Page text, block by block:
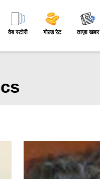
वेब स्टोरी गोल्ड रेट ताज़ा खबर